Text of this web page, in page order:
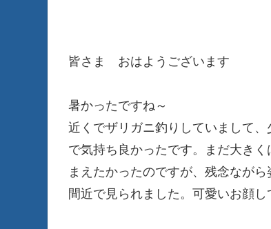
皆さま おはようございます
暑かったですね～
近くでザリガニ釣りしていまして
で気持ち良かったです。まだ大き
まえたかったのですが、残念なが
間近で見られました。可愛いお顔し